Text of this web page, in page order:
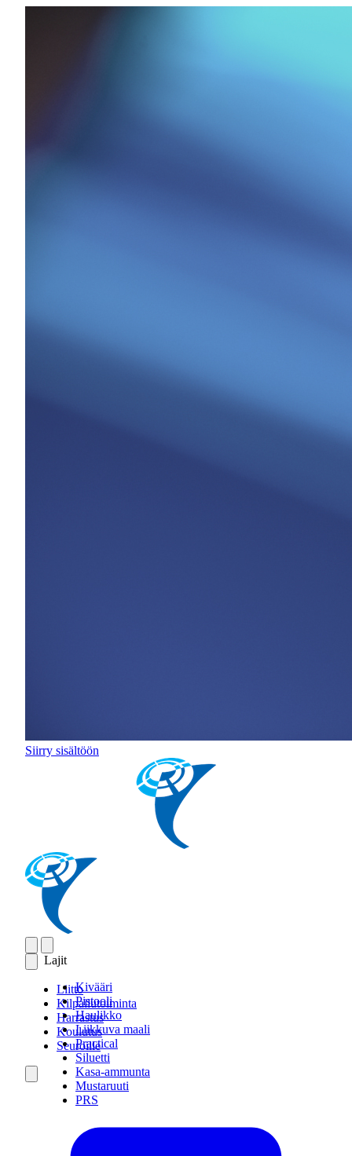
Siirry sisältöön
Lajit
Kivääri
Pistooli
Haulikko
Liikkuva maali
Practical
Siluetti
Kasa-ammunta
Mustaruuti
PRS
Liitto
Kilpailutoiminta
Harrastus
Koulutus
Seuroille